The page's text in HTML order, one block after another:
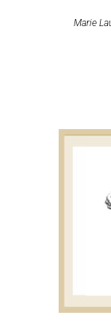
Marie